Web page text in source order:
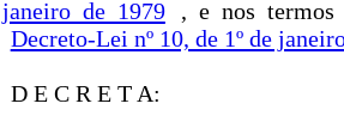
janeiro de 1979
, e nos
Decreto-Lei nº 10, de 1º de
D E C R E T A: